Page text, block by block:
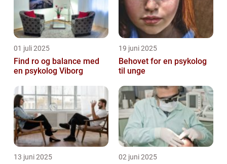
01 juli 2025
Find ro og balance med
en psykolog Viborg
19 juni 2025
Behovet for en psykolog
til unge
13 juni 2025 02 juni 2025